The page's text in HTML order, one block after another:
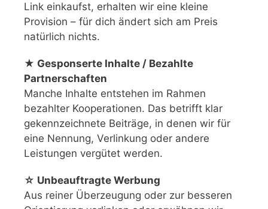
Link einkaufst, erhalten wir eine kleine
Provision – für dich ändert sich am Preis
natürlich nichts.
★ Gesponserte Inhalte / Bezahlte
Partnerschaften
Manche Inhalte entstehen im Rahmen
bezahlter Kooperationen. Das betrifft klar
gekennzeichnete Beiträge, in denen wir für
eine Nennung, Verlinkung oder andere
Leistungen vergütet werden.
☆ Unbeauftragte Werbung
Aus reiner Überzeugung oder zur besseren